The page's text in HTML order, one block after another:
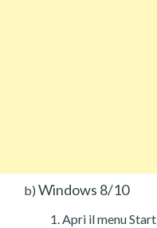
b) Windows 8/10
Apri il menu